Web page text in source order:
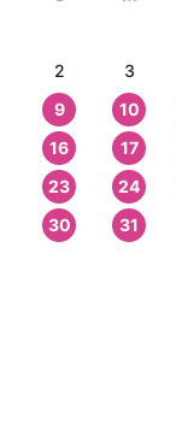
2
3
9
10
16
17
23
24
30
31